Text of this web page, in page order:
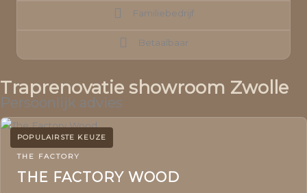
Familiebedrijf
Familiebedrijf
Betaalbaar
Betaalbaar
Traprenovatie showroom Zwolle
Persoonlijk advies
POPULAIRSTE KEUZE
THE FACTORY
THE FACTORY WOOD